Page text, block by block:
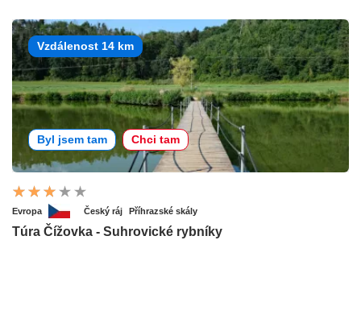
Vzdálenost 14 km
Byl jsem tam Chci tam
Evropa Český ráj Příhrazské skály
Túra Čížovka - Suhrovické rybníky